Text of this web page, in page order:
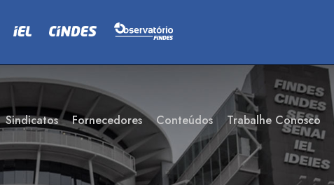
Sindicatos Fornecedores Conteúdos Trabalhe Conosco